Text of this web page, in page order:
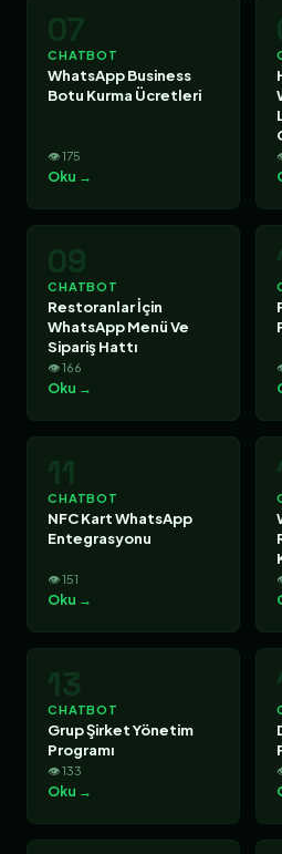
07
CHATBOT
WhatsApp Business
Botu Kurma Ücretleri
👁 175
Oku →
09
CHATBOT
Restoranlar İçin
WhatsApp Menü Ve
Sipariş Hattı
👁 166
Oku →
11
CHATBOT
NFC Kart WhatsApp
Entegrasyonu
👁 151
Oku →
13
CHATBOT
Grup Şirket Yönetim
Programı
👁 133
Oku →